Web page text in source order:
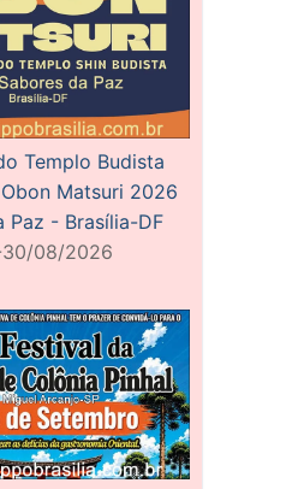
Templo Budista
Matsuri 2026
Paz - Brasília-DF
08/2026